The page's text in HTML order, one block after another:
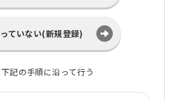
ていない(新規登録)
記の手順に沿って行う